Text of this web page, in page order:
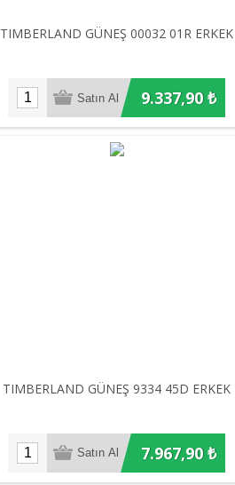
TIMBERLAND GÜNEŞ 00032 01R ERKEK
9.337,90 ₺
TIMBERLAND GÜNEŞ 9334 45D ERKEK
7.967,90 ₺